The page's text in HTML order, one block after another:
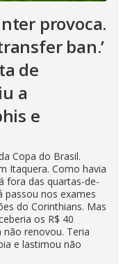
provoca.
ban.’
de
a
e
Copa do Brasil.
Itaquera. Como havia
fora das quartas-de-
passou nos exames
do Corinthians. Mas
os R$ 40
não renovou. Teria
e lastimou não